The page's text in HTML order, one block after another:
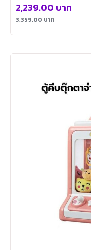
3,359.00บาท
2,239.00 บาท